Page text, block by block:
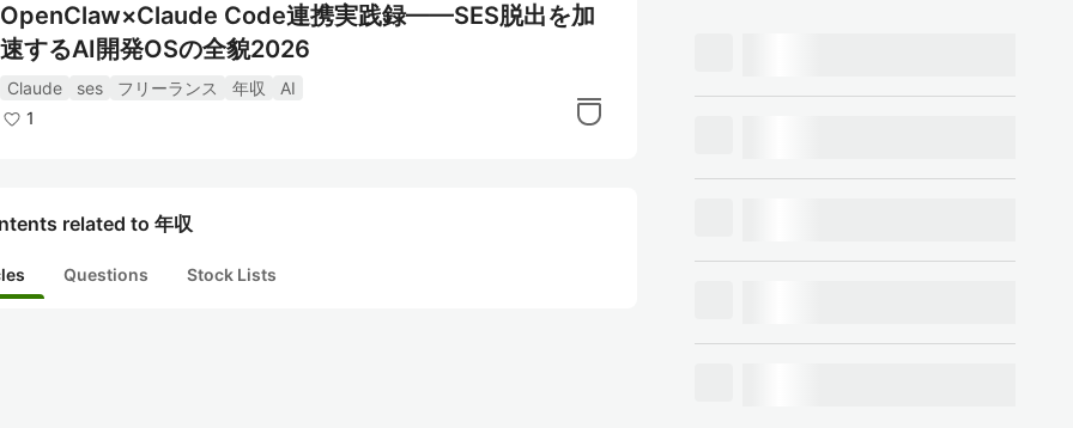
OpenClaw×Claude Code連携実践録——SES脱出を加
速するAI開発OSの全貌2026
Claude ses フリーランス 年収
AI
1
related to 年収
Questions Stock Lists